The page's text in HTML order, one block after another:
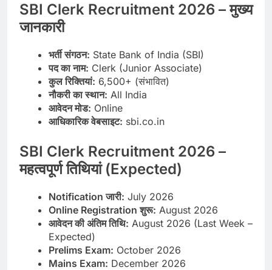
SBI Clerk Recruitment 2026 – मुख्य
जानकारी
भर्ती संगठन: State Bank of India (SBI)
पद का नाम: Clerk (Junior Associate)
कुल रिक्तियां: 6,500+ (संभावित)
नौकरी का स्थान: All India
आवेदन मोड: Online
आधिकारिक वेबसाइट: sbi.co.in
SBI Clerk Recruitment 2026 –
महत्वपूर्ण तिथियां (Expected)
Notification जारी: July 2026
Online Registration शुरू: August 2026
आवेदन की अंतिम तिथि: August 2026 (Last Week –
Expected)
Prelims Exam: October 2026
Mains Exam: December 2026